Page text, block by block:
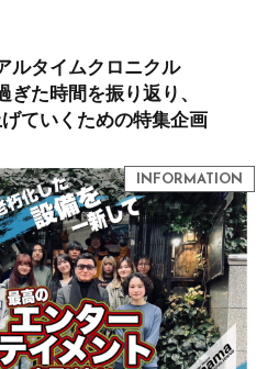
ルタイムクロニクル
た時間を振り返り、
ていくための特集企画